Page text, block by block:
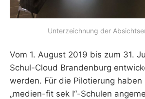
Unterzeichnung der
Vom 1. August 2019 bis zum 31.
Schul-Cloud Brandenburg
werden. Für die Pilotierung haben
„medien-fit sek I“-Schulen